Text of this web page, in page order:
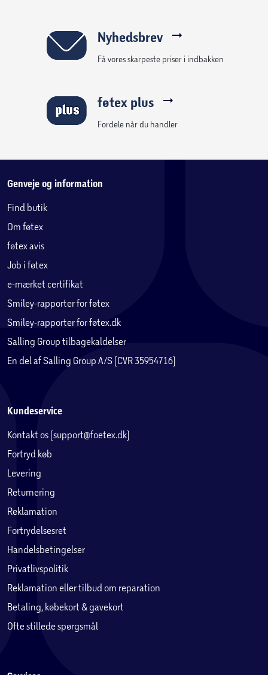
Nyhedsbrev
Få vores skarpeste priser i indbakken
føtex plus
Fordele når du handler
Genveje og information
Find butik
Om føtex
føtex avis
Job i føtex
e-mærket certifikat
Smiley-rapporter for føtex
Smiley-rapporter for føtex.dk
Salling Group tilbagekaldelser
En del af Salling Group A/S (CVR 35954716)
Kundeservice
Kontakt os (support@foetex.dk)
Fortryd køb
Levering
Returnering
Reklamation
Fortrydelsesret
Handelsbetingelser
Privatlivspolitik
Reklamation eller tilbud om reparation
Betaling, købekort & gavekort
Ofte stillede spørgsmål